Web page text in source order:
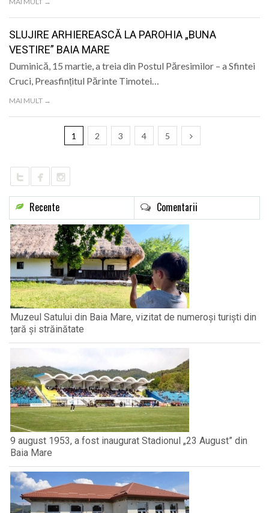
SLUJIRE ARHIEREASCĂ LA PAROHIA „BUNA
VESTIRE” BAIA MARE
Duminică, 15 martie, a treia din Postul Păresimilor – a Sfintei
Cruci, Preasfințitul Părinte Timotei…
MAI MULT →
1 2 3 4 5
Recente Comentarii
Muzeul Satului din Baia Mare, vizitat de numeroși turiști din
țară și străinătate
9 august 1953, a fost inaugurat Stadionul „23 August” din
Baia Mare